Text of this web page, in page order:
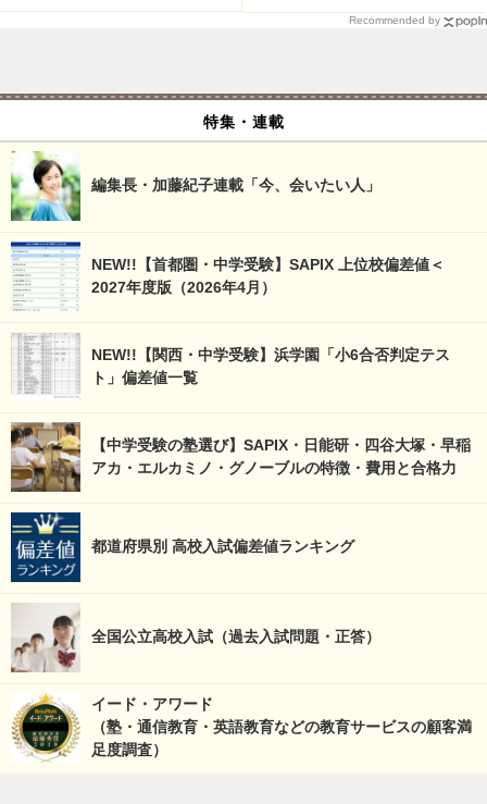
Recommended by
特集・連載
編集長・加藤紀子連載「今、会いたい人」
NEW!!【首都圏・中学受験】SAPIX 上位校偏差値＜
2027年度版（2026年4月）
NEW!!【関西・中学受験】浜学園「小6合否判定テス
ト」偏差値一覧
【中学受験の塾選び】SAPIX・日能研・四谷大塚・早稲
アカ・エルカミノ・グノーブルの特徴・費用と合格力
都道府県別 高校入試偏差値ランキング
全国公立高校入試（過去入試問題・正答）
イード・アワード
（塾・通信教育・英語教育などの教育サービスの顧客満
足度調査）